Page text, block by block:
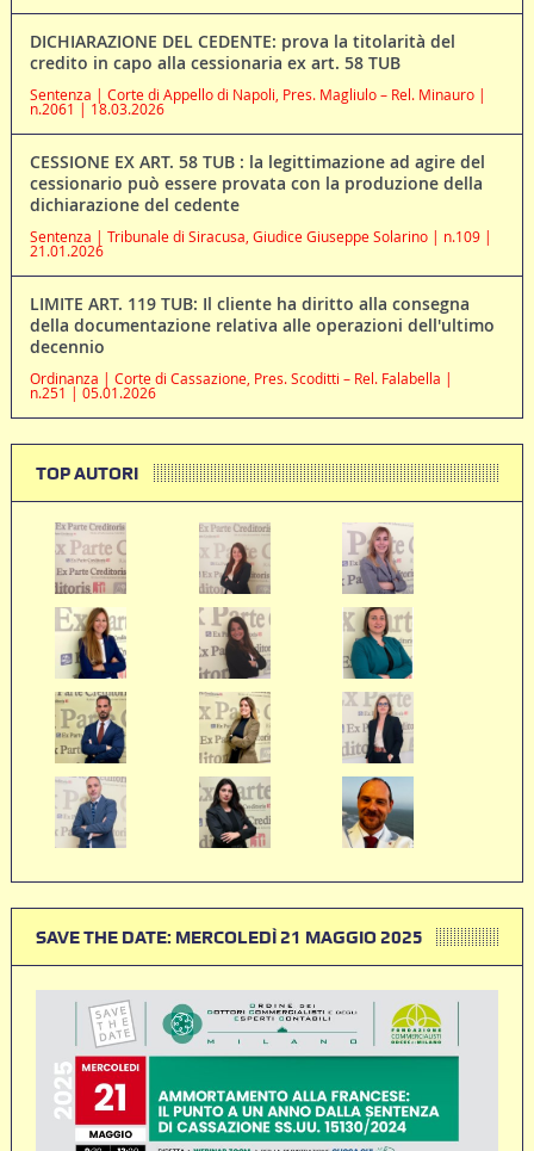
DICHIARAZIONE DEL CEDENTE: prova la titolarità del
credito in capo alla cessionaria ex art. 58 TUB
Sentenza | Corte di Appello di Napoli, Pres. Magliulo – Rel. Minauro |
n.2061 | 18.03.2026
CESSIONE EX ART. 58 TUB : la legittimazione ad agire del
cessionario può essere provata con la produzione della
dichiarazione del cedente
Sentenza | Tribunale di Siracusa, Giudice Giuseppe Solarino | n.109 |
21.01.2026
LIMITE ART. 119 TUB: Il cliente ha diritto alla consegna
della documentazione relativa alle operazioni dell'ultimo
decennio
Ordinanza | Corte di Cassazione, Pres. Scoditti – Rel. Falabella |
n.251 | 05.01.2026
TOP AUTORI
SAVE THE DATE: MERCOLEDÌ 21 MAGGIO 2025